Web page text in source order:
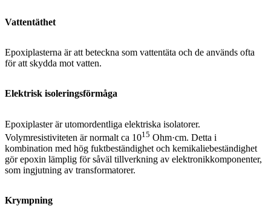
Vattentäthet
Epoxiplasterna är att beteckna som vattentäta och de används ofta
för att skydda mot vatten.
Elektrisk isoleringsförmåga
Epoxiplaster är utomordentliga elektriska isolatorer.
Volymresistiviteten är normalt ca 1015 Ohm·cm. Detta i
kombination med hög fuktbeständighet och kemikaliebeständighet
gör epoxin lämplig för såväl tillverkning av elektronikkomponenter,
som ingjutning av transformatorer.
Krympning